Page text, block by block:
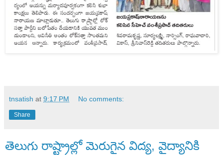
tnsatish at 9:17 PM No comments:
Share
తెలుగు రాష్ట్రాల్లో మెరుగైన విద్య, వైద్యానికి